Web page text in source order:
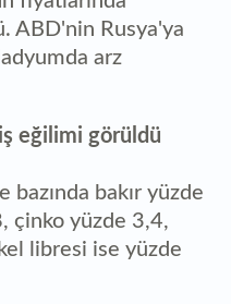
ABD'nin Rusya'ya
arz
eğilimi görüldü
bazında bakır yüzde
çinko yüzde 3,4,
libresi ise yüzde